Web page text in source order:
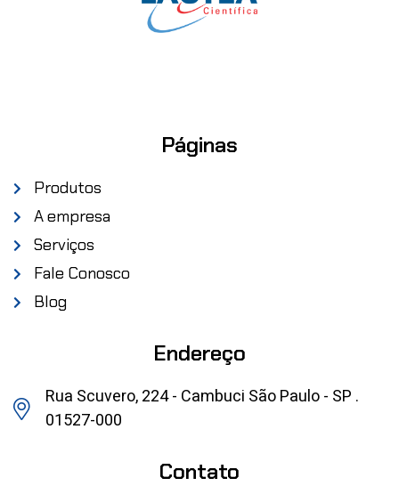
Páginas
Produtos
A empresa
Serviços
Fale Conosco
Blog
Endereço
Rua Scuvero, 224 - Cambuci São Paulo - SP .
01527-000
Contato